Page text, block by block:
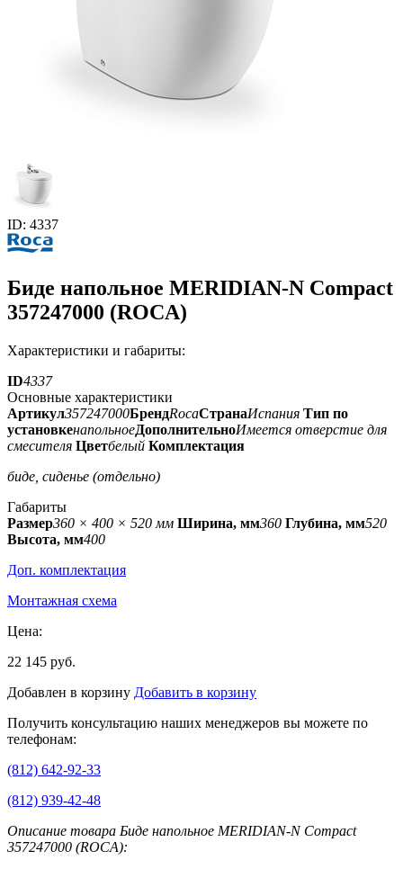
ID: 4337
Биде напольное MERIDIAN-N Compact
357247000 (ROCA)
Характеристики и габариты:
ID4337
Основные характеристики
Артикул357247000БрендRocaСтранаИспания Тип по
установкенапольноеДополнительноИмеется отверстие для
смесителя Цветбелый Комплектация
биде, сиденье (отдельно)
Габариты
Размер360 × 400 × 520 мм Ширина, мм360 Глубина, мм520
Высота, мм400
Доп. комплектация
Монтажная схема
Цена:
22 145 руб.
Добавлен в корзину Добавить в корзину
Получить консультацию наших менеджеров вы можете по
телефонам:
(812) 642-92-33
(812) 939-42-48
Описание товара Биде напольное MERIDIAN-N Compact
357247000 (ROCA):